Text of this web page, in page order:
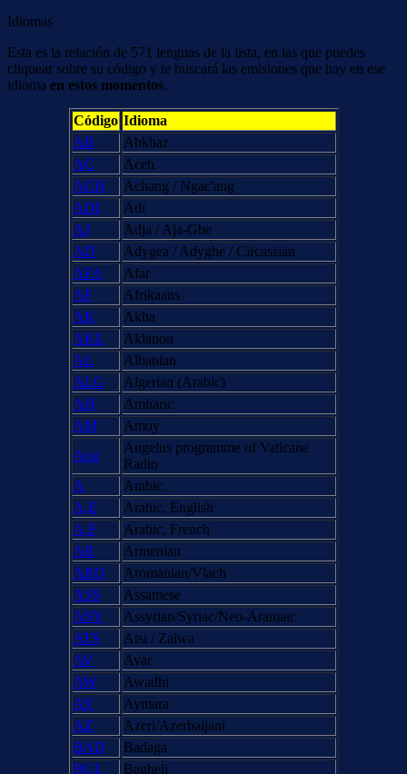
Idiomas
Esta es la relación de 571 lenguas de la lista, en las que puedes
cliquear sobre su código y te buscará las emisiones que hay en ese
idioma en estos momentos.
Código Idioma
AB
Abkhaz
AC
Aceh
ACH
Achang / Ngac'ang
ADI
Adi
AJ
Adja / Aja-Gbe
AD
Adygea / Adyghe / Circassian
AFA
Afar
AF
Afrikaans
AK
Akha
AKL
Aklanon
AL
Albanian
ALG
Algerian (Arabic)
AH
Amharic
AM
Amoy
Ang
Angelus programme of Vaticane
Radio
A
Arabic
A,E
Arabic, English
A,F
Arabic, French
AR
Armenian
ARO
Aromanian/Vlach
ASS
Assamese
ASY
Assyrian/Syriac/Neo-Aramaic
ATS
Atsi / Zaiwa
AV
Avar
AW
Awadhi
AY
Aymara
AZ
Azeri/Azerbaijani
BAD
Badaga
BGL
Bagheli